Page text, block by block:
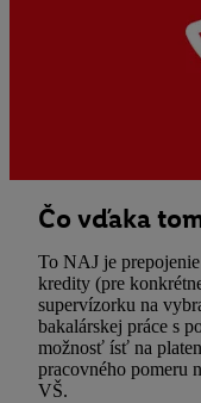
Čo vďaka
To NAJ je
kredity (pre
supervízorku na
bakalárskej práce s
možnosť ísť na
pracovného pomeru
VŠ.